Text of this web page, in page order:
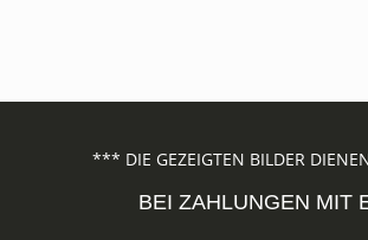
*** DIE GEZEIGTEN BILDER
BEI ZAHLUNGEN MIT